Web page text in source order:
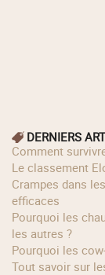
DERNIERS
Comment
Le classement
Crampes dans les jambes : principales causes et solutions
efficaces
Pourquoi les chauves doivent se méfier du soleil bien plus que
les autres ?
Pourquoi les
Tout savoir sur les plaques d'immatriculation françaises et